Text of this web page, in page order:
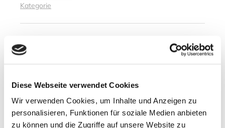
Diese Webseite verwendet Cookies
Wir verwenden Cookies, um Inhalte und Anzeigen zu
personalisieren, Funktionen für soziale Medien anbieten
zu können und die Zugriffe auf unsere Website zu
Kategorie
Licht an für den Verdens-Park
11. November 2014